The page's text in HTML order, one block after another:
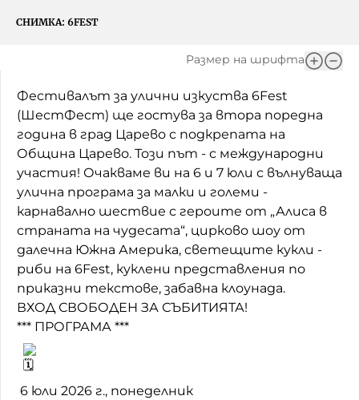
Златната ябълка
Непознатите думи
Като Айнщайн
Домашен любимец
Питаме Ви
До ре ми
СНИМКА: 6FEST
Размер на шрифта
Фестивалът за улични изкуства 6Fest
(ШестФест) ще гостува за втора поредна
година в град Царево с подкрепата на
Община Царево. Този път - с международни
участия! Очакваме ви на 6 и 7 юли с вълнуваща
улична програма за малки и големи -
карнавално шествие с героите от „Алиса в
страната на чудесата“, цирково шоу от
далечна Южна Америка, светещите кукли -
риби на 6Fest, куклени представления по
приказни текстове, забавна клоунада.
ВХОД СВОБОДЕН ЗА СЪБИТИЯТА!
*** ПРОГРАМА ***
6 юли 2026 г., понеделник